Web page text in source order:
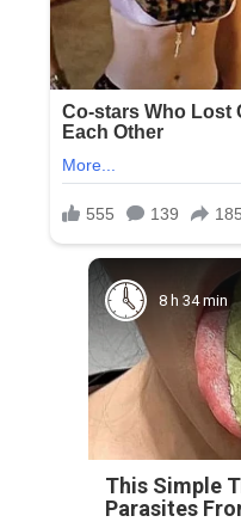
8 h 34 min
This Simple
Parasites